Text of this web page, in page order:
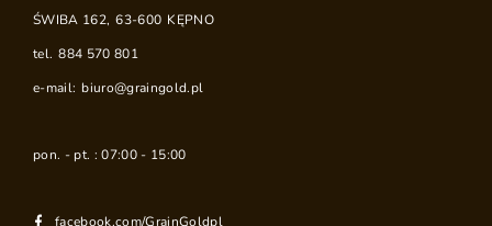
ŚWIBA 162, 63-600 KĘPNO
tel. 884 570 801
e-mail: biuro@graingold.pl
pon. - pt. : 07:00 - 15:00
facebook.com/GrainGoldpl